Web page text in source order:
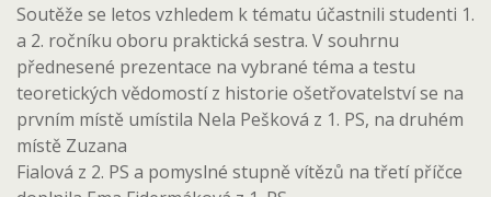
Soutěže se letos vzhledem k tématu účastnili studenti 1.
a 2. ročníku oboru praktická sestra. V souhrnu
přednesené prezentace na vybrané téma a testu
teoretických vědomostí z historie ošetřovatelství se na
prvním místě umístila Nela Pešková z 1. PS, na druhém
místě Zuzana
Fialová z 2. PS a pomyslné stupně vítězů na třetí příčce